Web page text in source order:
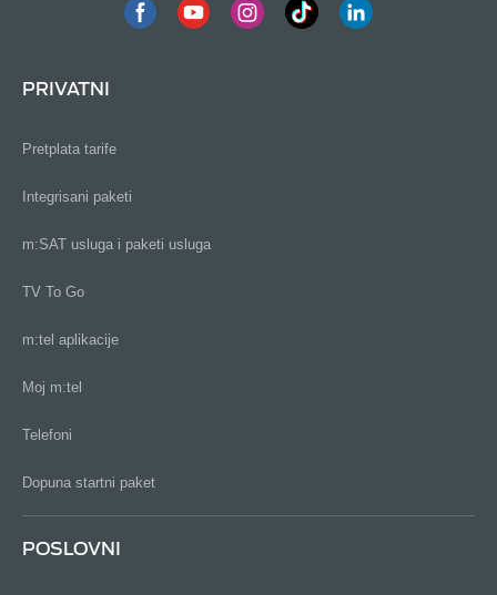
PRIVATNI
Pretplata tarife
Integrisani paketi
m:SAT usluga i paketi usluga
TV To Go
m:tel aplikacije
Moj m:tel
Telefoni
Dopuna startni paket
POSLOVNI